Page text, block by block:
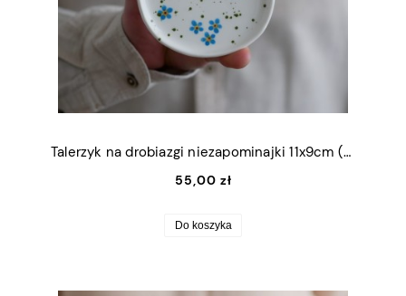
Talerzyk na drobiazgi niezapominajki 11x9cm (S)
55,00 zł
Do koszyka